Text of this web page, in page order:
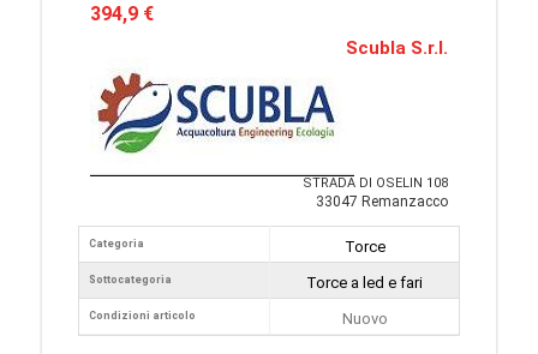
394,9 €
Scubla S.r.l.
STRADA DI OSELIN 108
33047 Remanzacco
Categoria
Sottocategoria
Condizioni articolo
Torce
Torce a led e fari
Nuovo